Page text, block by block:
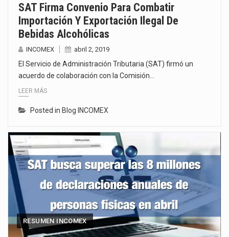
SAT Firma Convenio Para Combatir
Importación Y Exportación Ilegal De
Bebidas Alcohólicas
INCOMEX abril 2, 2019
El Servicio de Administración Tributaria (SAT) firmó un
acuerdo de colaboración con la Comisión…
LEER MÁS
Posted in Blog INCOMEX
RESUMEN INCOMEX